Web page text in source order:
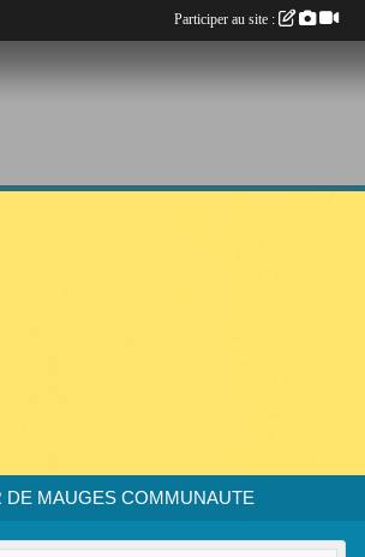
DE MAUGES COMMUNAUTE
Participer au site :